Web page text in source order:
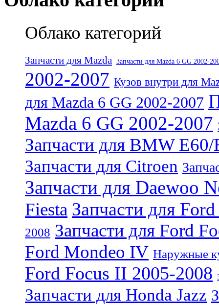
Облако категорий
Запчасти для Mazda Запчасти для Mazda 6 GG 2002-
2002-2007 Кузов внутри для
для Mazda 6 GG 2002-2007
Mazda 6 GG 2002-2007
Запчасти для BMW E60/
Запчасти для Citroen
Запчасти для Daewoo
Fiesta Запчасти для
2008 Запчасти для Ford
Ford Mondeo IV Наружные
Ford Focus II 2005-2008
Запчасти для Honda Jazz